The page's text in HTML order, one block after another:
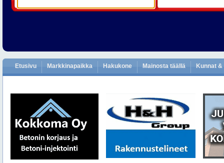
Etusivu Markkinapaikka Hakukone Mainosta täällä Kunnat